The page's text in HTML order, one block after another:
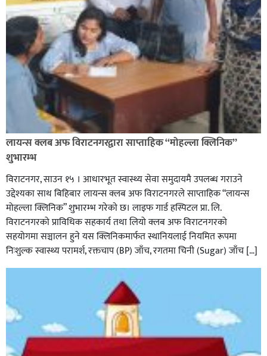
लायन्स क्लब अफ विराटनगरद्वारा साप्ताहिक “मोहल्ला क्लिनिक”
शुभारम्भ
विराटनगर, साउन १५ । आधारभूत स्वास्थ्य सेवा समुदायमै उपलब्ध गराउने
उद्देश्यका साथ बिहिबार लायन्स क्लब अफ विराटनगरले साप्ताहिक “लायन्स
मोहल्ला क्लिनिक” शुभारम्भ गरेकाे छ। लाइफ गार्ड हस्पिटल प्रा. लि.
विराटनगरको प्राविधिक सहकार्य तथा लियो क्लब अफ विराटनगरको
सहयोगमा सञ्चालन हुने यस क्लिनिकमार्फत स्थानियलाई नियमित रूपमा
निःशुल्क स्वास्थ्य परामर्श, रक्तचाप (BP) जाँच, रगतमा चिनी (Sugar) जाँच […]